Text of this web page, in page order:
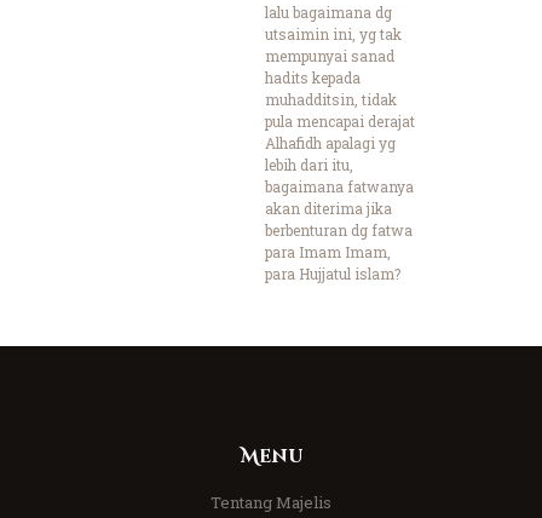
lalu bagaimana dg
utsaimin ini, yg tak
mempunyai sanad
hadits kepada
muhadditsin, tidak
pula mencapai derajat
Alhafidh apalagi yg
lebih dari itu,
bagaimana fatwanya
akan diterima jika
berbenturan dg fatwa
para Imam Imam,
para Hujjatul islam?
Menu
Tentang Majelis